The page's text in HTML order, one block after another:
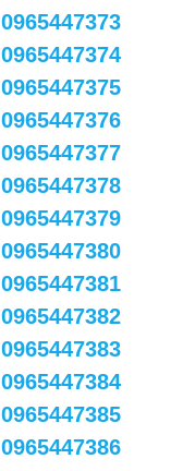
0965447373
0965447374
0965447375
0965447376
0965447377
0965447378
0965447379
0965447380
0965447381
0965447382
0965447383
0965447384
0965447385
0965447386